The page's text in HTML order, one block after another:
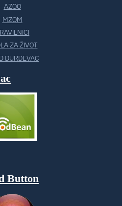
AZOO
MZOM
ZA ŽIVOT
ĐURĐEVAC
Button